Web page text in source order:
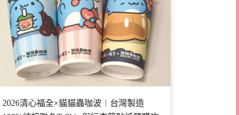
2026清心福全×貓貓蟲咖波︱台灣製造